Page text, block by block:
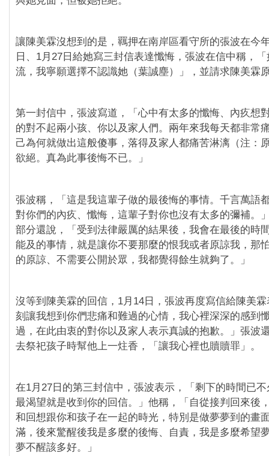
讓陳美霖沒想到的是，羈押在南岸區看守所的張波在今
日、1月27日給她寫三封信表達懺悔，張波在信中稱，
流，我寧願選擇不認識她（葉誠塵）」，並請求陳美霖
第一封信中，張波寫道，「心中有太多的懺悔、內疚想
的對不起兩小孩、你以及家人們。兩年來我每天都非常
己為何就做出這般傻事，落得及家人都痛苦淋漓（注：
欲絕。真為此事後悔不已。」
張波稱，「這是我這輩子做的最後悔的事情。千言萬語
對你們的內疚、懺悔，這輩子對你也沒有太多的彌補。
部分還說，「受到法律嚴厲的結果後，我會在最後的時
能及的事情，就是讓你不要那麼的恨我或者原諒我，那
的原諒、不需要公開於眾，我都覺得餘生就夠了。」
沒等到陳美霖的回信，1月14日，張波再度寫信給陳美
刻讓我想到你們悲痛和難過的心情，我心裡深深的感到
過，在此由衷的對你以及家人表示真誠的抱歉。」張波
去祭祀孩子時幫他上一炷香，「讓我心裡也贖贖罪」。
在1月27日的第三封信中，張波表示，「剩下的時間已
最渴望就是收到你的回信。」他稱，「自從接判回來後
和回想跟你和孩子在一起的時光，特別是做夢夢到的畫
滿，後來驚醒後我是多麼的後悔、自責，我是多麼希望
夢不醒該多好。」